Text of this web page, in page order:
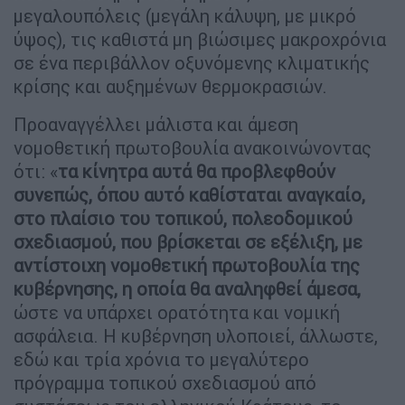
μεγαλουπόλεις (μεγάλη κάλυψη, με μικρό
ύψος), τις καθιστά μη βιώσιμες μακροχρόνια
σε ένα περιβάλλον οξυνόμενης κλιματικής
κρίσης και αυξημένων θερμοκρασιών.
Προαναγγέλλει μάλιστα και άμεση
νομοθετική πρωτοβουλία ανακοινώνοντας
ότι: «τα κίνητρα αυτά θα προβλεφθούν
συνεπώς, όπου αυτό καθίσταται αναγκαίο,
στο πλαίσιο του τοπικού, πολεοδομικού
σχεδιασμού, που βρίσκεται σε εξέλιξη, με
αντίστοιχη νομοθετική πρωτοβουλία της
κυβέρνησης, η οποία θα αναληφθεί άμεσα,
ώστε να υπάρχει ορατότητα και νομική
ασφάλεια. Η κυβέρνηση υλοποιεί, άλλωστε,
εδώ και τρία χρόνια το μεγαλύτερο
πρόγραμμα τοπικού σχεδιασμού από